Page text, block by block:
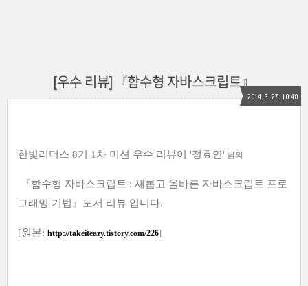
[우수 리뷰]『함수형 자바스크립트』
2014. 3. 27. 10:40
한빛리더스 8기 1차 미션 우수 리뷰어 '정효연' 님의
『함수형 자바스크립트 : 새롭고 올바른 자바스크립트 프로
그래밍 기법』도서 리뷰 입니다.
[원본: http://takeiteazy.tistory.com/226]